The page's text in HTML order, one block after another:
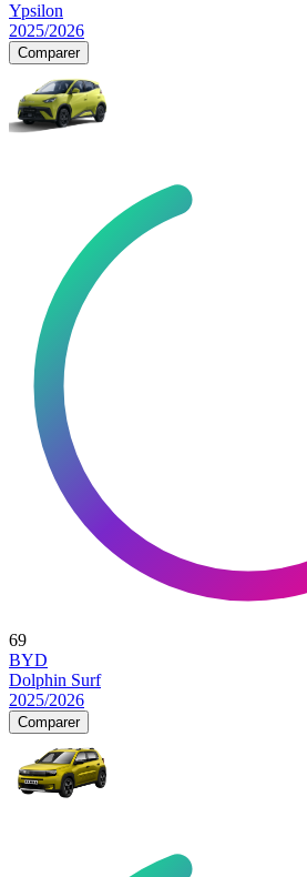
Ypsilon
2025/2026
Comparer
69
BYD
Dolphin Surf
2025/2026
Comparer